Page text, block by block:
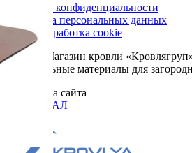
Политика конфиденциальности
Обработка персональных данных
Сбор и обработка cookie
© 2026. Магазин кровли
Строительные материалы для
Разработка сайта
ОРИГИНАЛ